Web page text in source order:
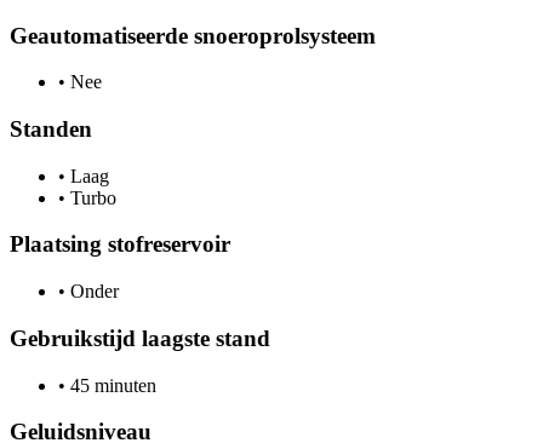
Geautomatiseerde snoeroprolsysteem
• Nee
Standen
• Laag
• Turbo
Plaatsing stofreservoir
• Onder
Gebruikstijd laagste stand
• 45 minuten
Geluidsniveau